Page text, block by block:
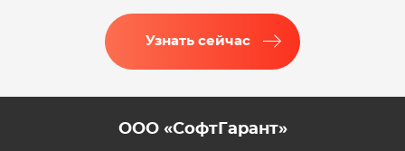
Узнать сейчас
ООО «СофтГарант»